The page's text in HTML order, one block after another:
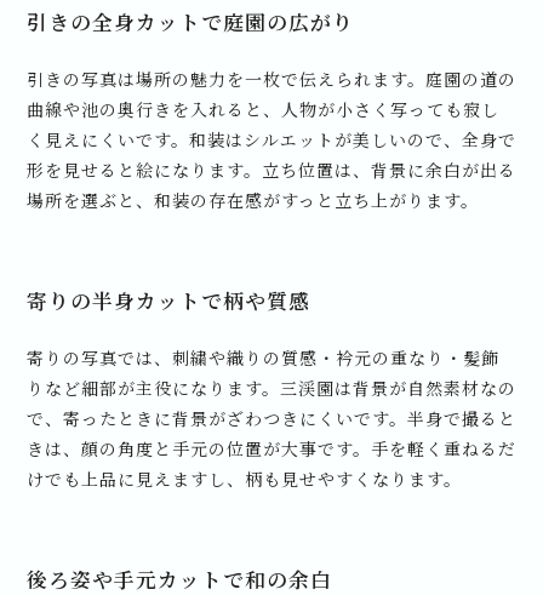
引きの全身カットで庭園の広がり
引きの写真は場所の魅力を一枚で伝えられます。庭園の道の
曲線や池の奥行きを入れると、人物が小さく写っても寂し
く見えにくいです。和装はシルエットが美しいので、全身で
形を見せると絵になります。立ち位置は、背景に余白が出る
場所を選ぶと、和装の存在感がすっと立ち上がります。
寄りの半身カットで柄や質感
寄りの写真では、刺繍や織りの質感・衿元の重なり・髪飾
りなど細部が主役になります。三渓園は背景が自然素材なの
で、寄ったときに背景がざわつきにくいです。半身で撮ると
きは、顔の角度と手元の位置が大事です。手を軽く重ねるだ
けでも上品に見えますし、柄も見せやすくなります。
後ろ姿や手元カットで和の余白